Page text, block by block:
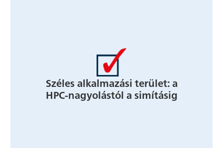
Széles alkalmazási terület: a
HPC-nagyolástól a simításig